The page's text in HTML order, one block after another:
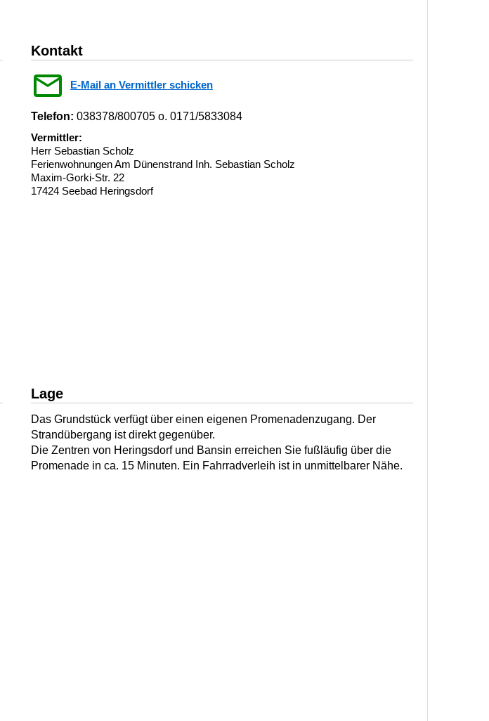
Kontakt
E-Mail an Vermittler schicken
Telefon: 038378/800705 o. 0171/5833084
Vermittler:
Herr Sebastian Scholz
Ferienwohnungen Am Dünenstrand Inh. Sebastian Scholz
Maxim-Gorki-Str. 22
17424 Seebad Heringsdorf
Lage
Das Grundstück verfügt über einen eigenen Promenadenzugang. Der
Strandübergang ist direkt gegenüber.
Die Zentren von Heringsdorf und Bansin erreichen Sie fußläufig über die
Promenade in ca. 15 Minuten. Ein Fahrradverleih ist in unmittelbarer Nähe.